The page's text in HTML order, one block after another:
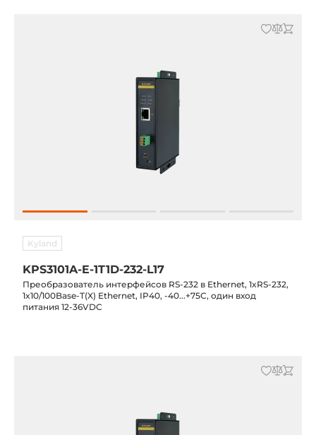
Kyland
KPS3101A-E-1T1D-232-L17
Преобразователь интерфейсов RS-232 в Ethernet, 1xRS-232,
1x10/100Base-T(X) Ethernet, IP40, -40...+75C, один вход
питания 12-36VDC